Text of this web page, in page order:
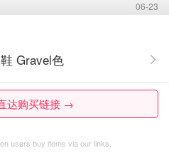
06-23
Gravel色
达购买链接 →
users buy items via our links.